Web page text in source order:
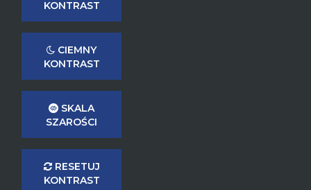
KONTRAST
CIEMNY
KONTRAST
SKALA
SZAROŚCI
RESETUJ
KONTRAST